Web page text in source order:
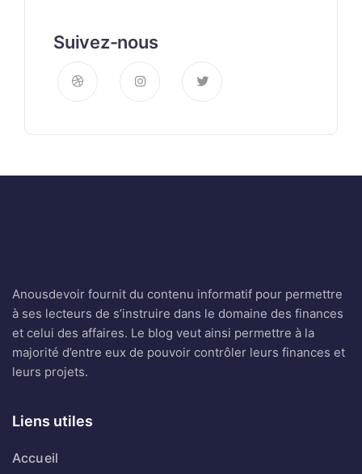
Suivez-nous
Anousdevoir fournit du contenu informatif pour permettre
à ses lecteurs de s’instruire dans le domaine des finances
et celui des affaires. Le blog veut ainsi permettre à la
majorité d’entre eux de pouvoir contrôler leurs finances et
leurs projets.
Liens utiles
Accueil